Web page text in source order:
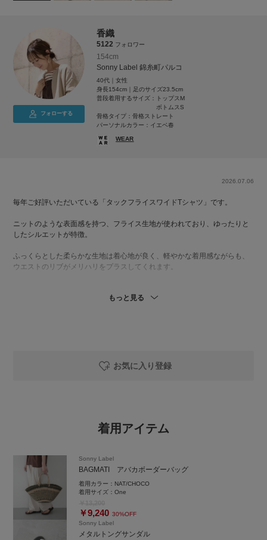
フォローする
香織
5122 フォロワー
154cm
Sonny Label 錦糸町パルコ
40代｜女性
身長154cm｜足のサイズ23.5cm
普段着用するサイズ：
トップスM
ボトムスS
骨格タイプ：骨格ストレート
パーソナルカラー：イエベ春
WEAR
2026.07.06
毎年ご好評いただいている「タックフライスワイドTシャツ」です。
ニットのような表面感を持つ、フライス生地が使われており、ゆったりと
したシルエットが特徴。
ふっくらとした柔らかな生地は着心地が良く、軽やかな着用感ながらも、
ウエストのリブがメリハリをプラスしてくれます。
============================
東京都墨田区江東橋4-27-14 パルコ2F
ーーーーーーーーーーーーーーーーーーー
商品についてのお問い合わせやコーディネートのご相談など、お気軽にLIN
Eでご連絡ください。
『@845nacxx』で検索すると
LINEのお友達追加が可能です。
もっと見る
お気に入り登録
着用アイテム
Sonny Label
BAGMATI アバカボーダーバッグ
着用カラー： NAT/CHOCO
着用サイズ：One
￥9,240 30%OFF
Sonny Label
メタルトングサンダル